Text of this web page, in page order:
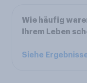
Wie häufig
Ihrem Leben
Siehe